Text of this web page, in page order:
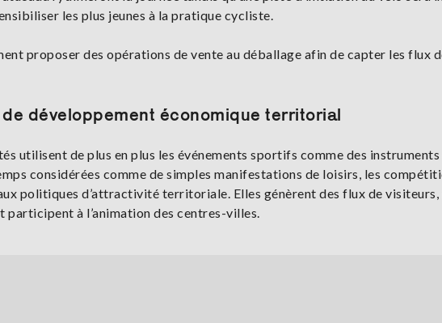
les plus jeunes à la pratique cycliste.
proposer des opérations de vente au déballage afin de capter les flux
développement économique territorial
utilisent de plus en plus les événements sportifs comme des instruments
considérées comme de simples manifestations de loisirs, les
politiques d’attractivité territoriale. Elles génèrent des flux de
participent à l’animation des centres-villes.